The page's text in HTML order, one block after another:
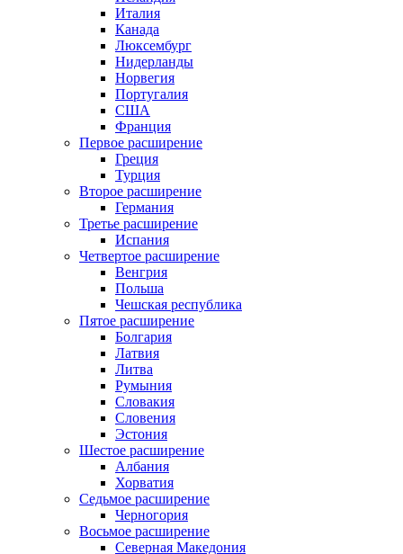
Италия
Канада
Люксембург
Нидерланды
Норвегия
Португалия
США
Франция
Первое расширение
Греция
Турция
Второе расширение
Германия
Третье расширение
Испания
Четвертое расширение
Венгрия
Польша
Чешская республика
Пятое расширение
Болгария
Латвия
Литва
Румыния
Словакия
Словения
Эстония
Шестое расширение
Албания
Хорватия
Седьмое расширение
Черногория
Восьмое расширение
Северная Македония